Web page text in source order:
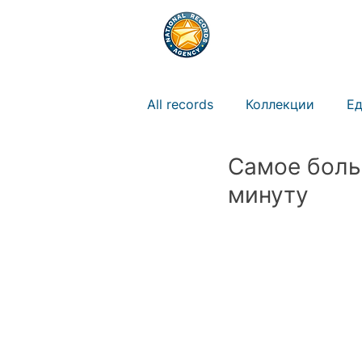
All records Коллекции
Природа Животные
Самое
минуту